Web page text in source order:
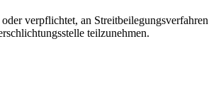
verpflichtet, an Streitbeilegungsverfahren
teilzunehmen.